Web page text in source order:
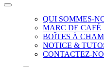
QUI SOMMES-
MARC DE CAFÉ
BOÎTES À
NOTICE &
CONTACTEZ-